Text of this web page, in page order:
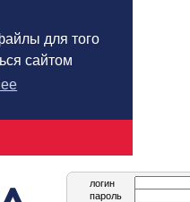
для того
сайтом
логин
пароль